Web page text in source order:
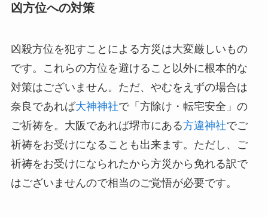
凶方位への対策
凶殺方位を犯すことによる方災は大変厳しいもの
です。これらの方位を避けること以外に根本的な
対策はございません。ただ、やむをえずの場合は
奈良であれば大神神社で「方除け・転宅安全」の
ご祈祷を。大阪であれば堺市にある方違神社でご
祈祷をお受けになることも出来ます。ただし、ご
祈祷をお受けになられたから方災から免れる訳で
はございませんので相当のご覚悟が必要です。